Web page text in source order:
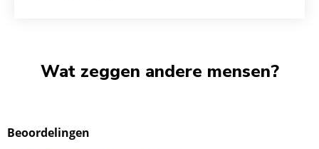
Wat zeggen andere mensen?